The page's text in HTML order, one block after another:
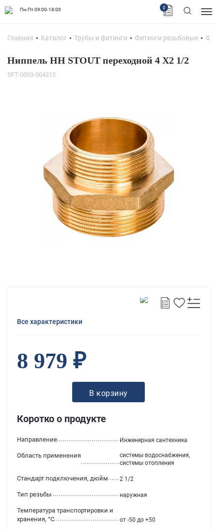
Пн-Пт 09:00-18:00 0
Главная Каталог Трубы и фитинги Фитинги резьбовые
Ниппель НН STOUT переходной 4 X2 1/2
SFT-0003-004212
Коротко о продукте
Температура транспортировки и
хранения, °С
от -50 до +50
Направление Инженерная сантехника
Область применения
системы водоснабжения,
системы отопления
Стандарт подключения, дюйм 2 1/2
Тип резьбы наружная
Все характеристики
8 979 ₽
В корзину